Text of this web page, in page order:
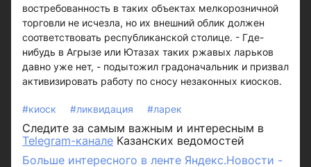
востребованность в таких объектах мелкорозничной
торговли не исчезла, но их внешний облик должен
соответствовать республиканской столице. - Где-
нибудь в Агрызе или Ютазах таких ржавых ларьков
давно уже нет, - подытожил градоначальник и призвал
активизировать работу по сносу незаконных киосков.
#киоск #ликвидация #ларек
Следите за самым важным и интересным в
Telegram-канале Казанских ведомостей
Больше интересного в ленте Яндекс.Новости -